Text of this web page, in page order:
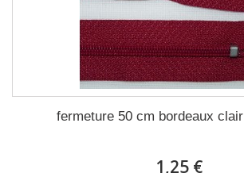
fermeture 50 cm bordeaux
1,25 €